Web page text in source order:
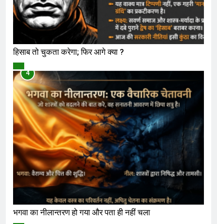
हिसाब तो चुकता करेगा; फिर आगे क्या ?
4
भगवा का नीलान्तरण हो गया और पता ही नहीं चला